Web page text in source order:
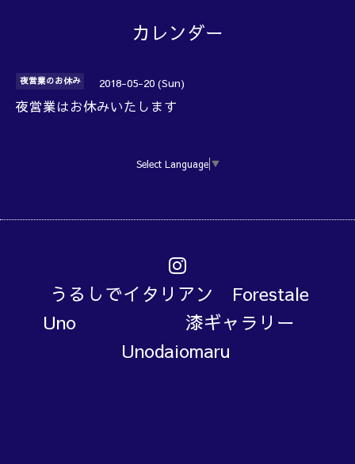
カレンダー
夜営業のお休み 2018-05-20 (Sun)
夜営業はお休みいたします
Select Language ▼
うるしでイタリアン Forestale
Uno 漆ギャラリー
Unodaiomaru